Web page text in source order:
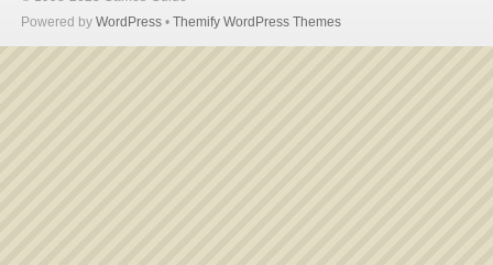
Powered by WordPress • Themify WordPress Themes